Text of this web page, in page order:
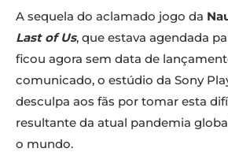
A sequela do aclamado jogo da
Last of Us, que estava agendada
ficou agora sem data de
comunicado, o estúdio da Sony
desculpa aos fãs por tomar esta
resultante da atual pandemia
o mundo.